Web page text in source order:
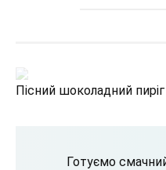
Пісний шоколадний пиріг
Готуємо